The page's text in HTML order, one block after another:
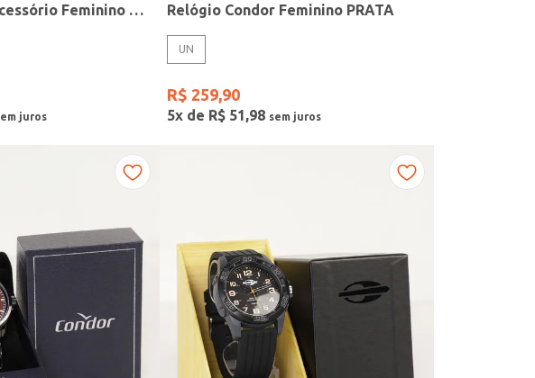
Kit Relógio + Acessório Feminino DOURADO Relógio Condor Feminino PRATA
UN
R$ 259,90
5x de R$ 51,98